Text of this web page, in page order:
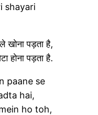
shayari
खोना पड़ता है,
होना पड़ता है.
paane se
hai,
ho toh,